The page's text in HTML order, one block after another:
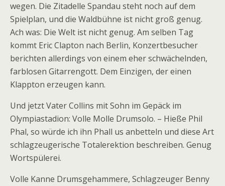
wegen. Die Zitadelle Spandau steht noch auf dem
Spielplan, und die Waldbühne ist nicht groß genug.
Ach was: Die Welt ist nicht genug. Am selben Tag
kommt Eric Clapton nach Berlin, Konzertbesucher
berichten allerdings von einem eher schwächelnden,
farblosen Gitarrengott. Dem Einzigen, der einen
Klappton erzeugen kann.
Und jetzt Vater Collins mit Sohn im Gepäck im
Olympiastadion: Volle Molle Drumsolo. – Hieße Phil
Phal, so würde ich ihn Phall us anbetteln und diese Art
schlagzeugerische Totalerektion beschreiben. Genug
Wortspülerei.
Volle Kanne Drumsgehammere, Schlagzeuger Benny